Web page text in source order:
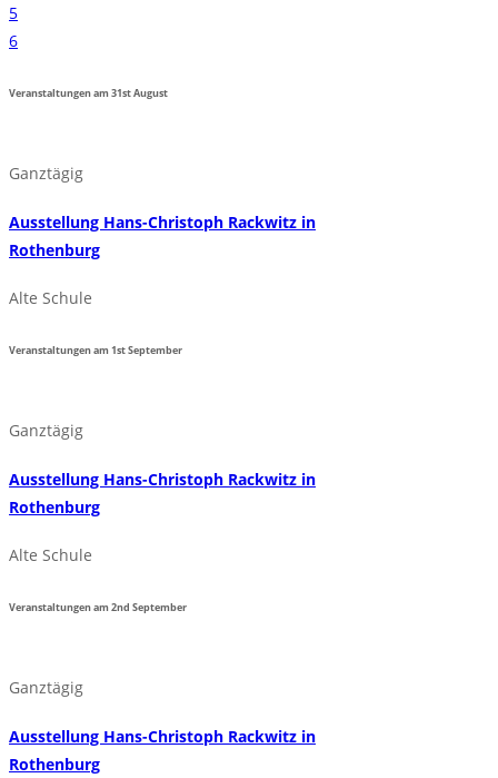
5
6
Veranstaltungen am31stAugust
Ganztägig
Ausstellung Hans-Christoph Rackwitz in
Rothenburg
Alte Schule
Veranstaltungen am1stSeptember
Ganztägig
Ausstellung Hans-Christoph Rackwitz in
Rothenburg
Alte Schule
Veranstaltungen am2nd September
Ganztägig
Ausstellung Hans-Christoph Rackwitz in
Rothenburg